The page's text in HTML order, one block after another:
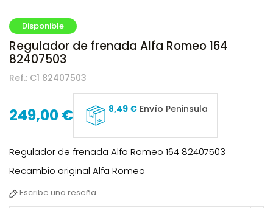
Disponible
Regulador de frenada Alfa Romeo 164
82407503
Ref.: C1 82407503
249,00 € 8,49 € Envío Peninsula
Regulador de frenada Alfa Romeo 164 82407503
Recambio original Alfa Romeo
Escribe una reseña